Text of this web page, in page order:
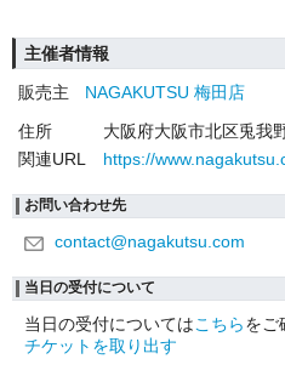
主催者情報
販売主
NAGAKUTSU 梅田店
住所
大阪府大阪市北区兎我
関連URL
https://
お問い合わせ先
contact@nagakutsu.com
当日の受付について
当日の受付についてはこちらをご
チケットを取り出す